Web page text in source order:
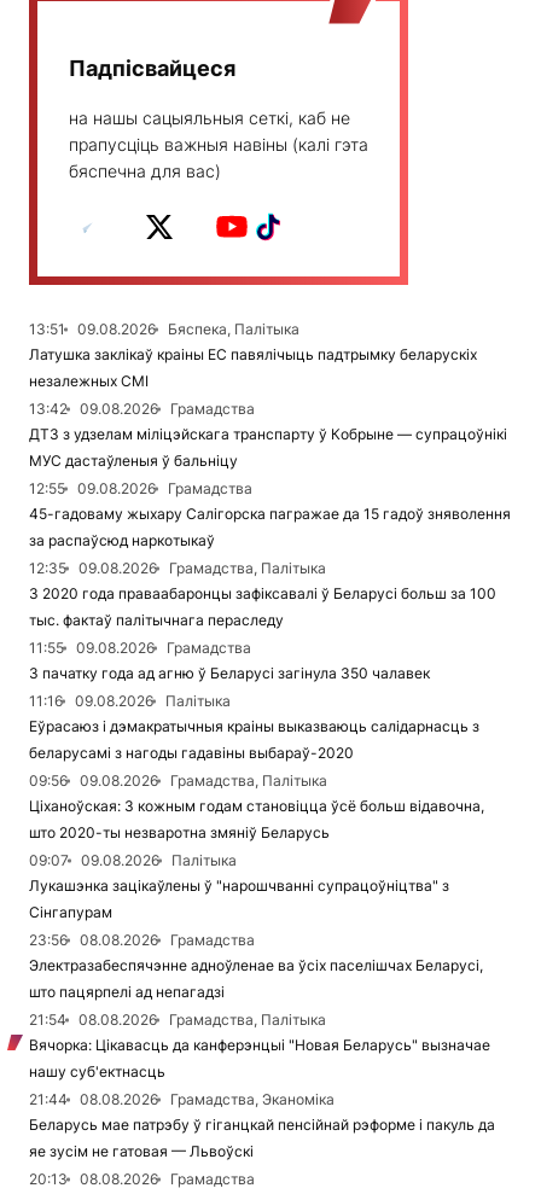
Падпісвайцеся
на нашы сацыяльныя сеткі, каб не
прапусціць важныя навіны (калі гэта
бяспечна для вас)
13:51 09.08.2026
Бяспека, Палітыка
Латушка заклікаў краіны ЕС павялічыць падтрымку беларускіх
незалежных СМІ
13:42
09.08.2026
Грамадства
ДТЗ з удзелам міліцэйскага транспарту ў Кобрыне — супрацоўнікі
МУС дастаўленыя ў бальніцу
12:55
09.08.2026
Грамадства
45-гадоваму жыхару Салігорска пагражае да 15 гадоў зняволення
за распаўсюд наркотыкаў
12:35
09.08.2026
Грамадства, Палітыка
З 2020 года праваабаронцы зафіксавалі ў Беларусі больш за 100
тыс. фактаў палітычнага пераследу
11:55
09.08.2026
Грамадства
З пачатку года ад агню ў Беларусі загінула 350 чалавек
11:16
09.08.2026
Палітыка
Еўрасаюз і дэмакратычныя краіны выказваюць салідарнасць з
беларусамі з нагоды гадавіны выбараў-2020
09:56
09.08.2026
Грамадства, Палітыка
Ціханоўская: З кожным годам становіцца ўсё больш відавочна,
што 2020-ты незваротна змяніў Беларусь
09:07
09.08.2026
Палітыка
Лукашэнка зацікаўлены ў "нарошчванні супрацоўніцтва" з
Сінгапурам
23:56
08.08.2026
Грамадства
Электразабеспячэнне адноўленае ва ўсіх паселішчах Беларусі,
што пацярпелі ад непагадзі
21:54
08.08.2026
Грамадства, Палітыка
Вячорка: Цікавасць да канферэнцыі "Новая Беларусь" вызначае
нашу суб'ектнасць
21:44
08.08.2026
Грамадства, Эканоміка
Беларусь мае патрэбу ў гіганцкай пенсійнай рэформе і пакуль да
яе зусім не гатовая — Львоўскі
20:13
08.08.2026
Грамадства